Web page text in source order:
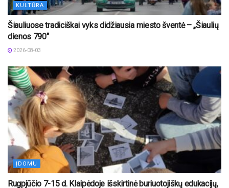
KULTŪRA
Šiauliuose tradiciškai vyks didžiausia miesto šventė – „Šiaulių
dienos 790“
2026-08-03
ĮDOMU
Rugpjūčio 7-15 d. Klaipėdoje išskirtinė buriuotojiškų edukacijų,